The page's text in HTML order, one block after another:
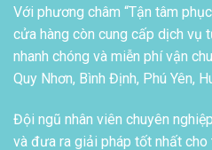
Với phương châm “Tận tâm
cửa hàng còn cung cấp dịch vụ
nhanh chóng và miễn phí vận
Quy Nhơn, Bình Định, Phú Yên,
Đội ngũ nhân viên chuyên
và đưa ra giải pháp tốt nhất cho